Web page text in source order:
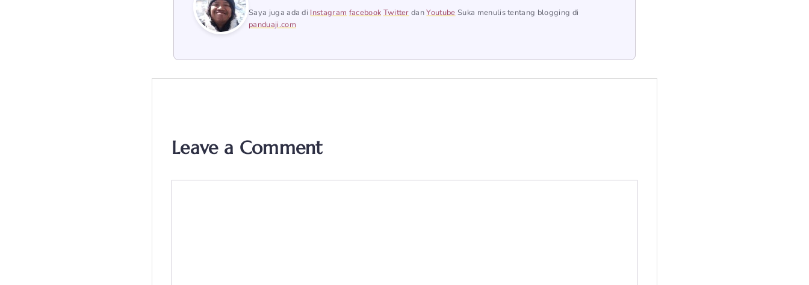
Saya juga ada di Instagram facebook Twitter danYoutube Suka menulis tentang blogging di
panduaji.com
Leave a Comment